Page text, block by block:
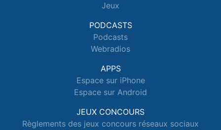
Jeux
PODCASTS
Podcasts
Webradios
APPS
Espace sur iPhone
Espace sur Android
JEUX CONCOURS
Règlements des jeux concours réseaux sociaux